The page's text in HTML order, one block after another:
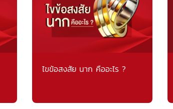
ไขข้อสงสัย นาก คืออะไร ?